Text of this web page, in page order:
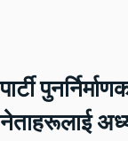
पार्टी
नेताहरूलाई